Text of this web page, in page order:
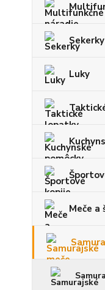
Sekerky
Luky
Meče a